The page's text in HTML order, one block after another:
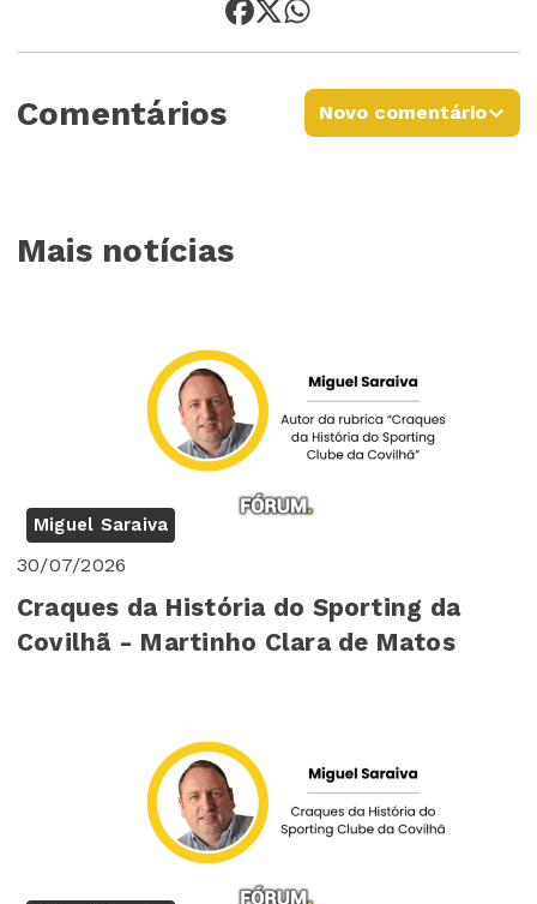
Comentários Novo comentário
Mais notícias
Miguel Saraiva
30/07/2026
Craques da História do Sporting da
Covilhã - Martinho Clara de Matos